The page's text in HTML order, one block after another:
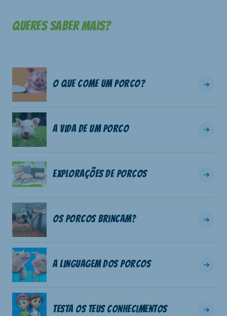
Queres saber mais?
O que come um porco?
A vida de um porco
Explorações de porcos
Os porcos brincam?
A linguagem dos porcos
Testa os teus conhecimentos